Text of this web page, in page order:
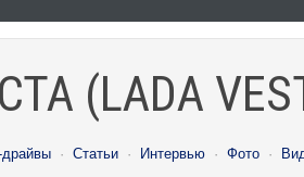
(LADA
драйвы · Статьи · Интервью · Фото ·